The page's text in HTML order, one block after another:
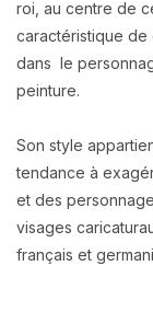
roi, au centre de
caractéristique
dans le
peinture.
Son style
tendance à
et des
visages
français et